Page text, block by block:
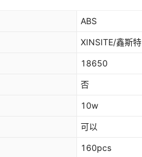
ABS
XINSITE/鑫斯特
18650
否
10w
可以
160pcs